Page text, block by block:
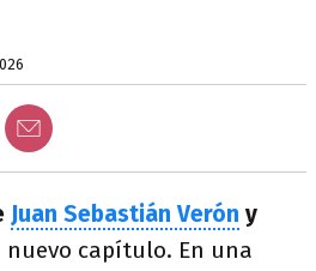
Juan Sebastián Verón y
capítulo. En una